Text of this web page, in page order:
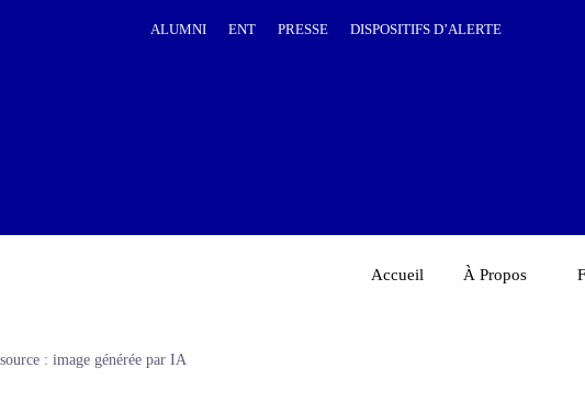
ALUMNI ENT PRESSE DISPOSITIFS D’ALERTE
Accueil À Propos
source : image générée par IA